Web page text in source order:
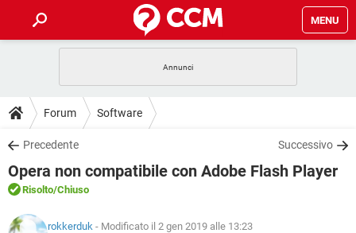
MENU
INTRATTENIMENTO
iOS
INSTAGRAM WHATSAPP
TIKTOK
HARDWARE
GUIDE
COVID-19
iOS
INSTAGRAM
DOWNLOAD
COVID-19 GAMING
INTRATTENIMENTO
iOS WINDOWS 10
FORUM
COVID-19
GLOSSARIO
Forum Software
Precedente Successivo
Opera non compatibile con Adobe Flash Player
Risolto/Chiuso
rokkerduk - Modificato il 2 gen 2019 alle 13:23